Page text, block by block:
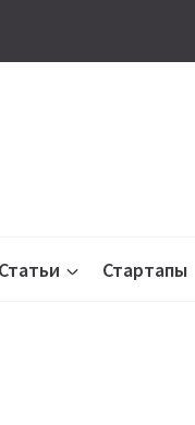
Статьи Стартапы